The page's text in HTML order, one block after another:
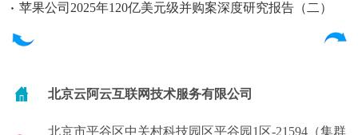
苹果公司2025年120亿美元级并购案深度研究报告（二）
北京云阿云互联网技术服务有限公司
北京市平谷区中关村科技园区平谷园1区-21594（集群